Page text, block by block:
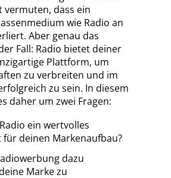
vermuten, dass ein
wie Radio an
Aber genau das
Fall: Radio bietet deiner
Plattform, um
zu verbreiten und im
zu sein. In diesem
daher um zwei Fragen:
ein wertvolles
deinen Markenaufbau?
dazu
Marke zu